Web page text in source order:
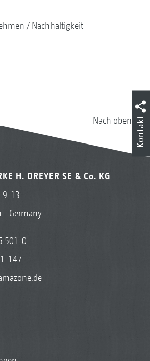
Nachhaltigkeit
Nach oben
H. DREYER SE & Co. KG
9-13
- Germany
501-0
147
Kontakt